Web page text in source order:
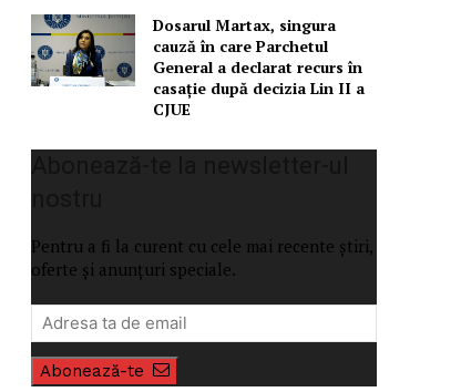
Dosarul Martax, singura
cauză în care Parchetul
General a declarat recurs în
casație după decizia Lin II a
CJUE
Pentru a fi la curent cu cele mai recente știri,
oferte și anunțuri speciale.
Abonează-te